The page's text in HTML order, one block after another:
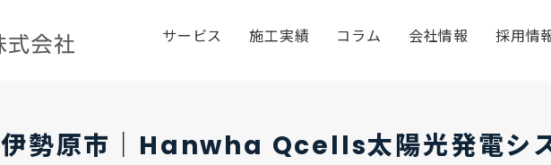
サービス 施工実績 コラム 会社情報 採用情
伊勢原市｜Hanwha Qcells太陽光発電シ